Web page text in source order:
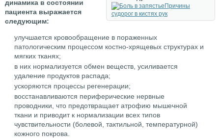
Причины
судорог в кистях рук
динамика в состоянии
пациента выражается
следующим:
улучшается кровообращение в пораженных
патологическим процессом костно-хрящевых структурах и
мягких тканях;
в них нормализуется обмен веществ, усиливается
удаление продуктов распада;
ускоряются процессы регенерации;
восстанавливаются периферические нервные
проводники, что предотвращает атрофию мышечной
ткани и приводит к нормализации всех типов
чувствительности (болевой, тактильной, температурной)
кожного покрова.